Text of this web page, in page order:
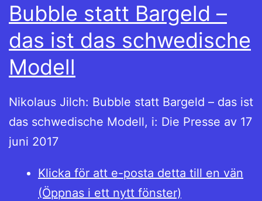
Bubble statt Bargeld –
das ist das schwedische
Modell
Nikolaus Jilch: Bubble statt Bargeld – das ist
das schwedische Modell, i: Die Presse av 17
juni 2017
Klicka för att e-posta detta till en vän
(Öppnas i ett nytt fönster)